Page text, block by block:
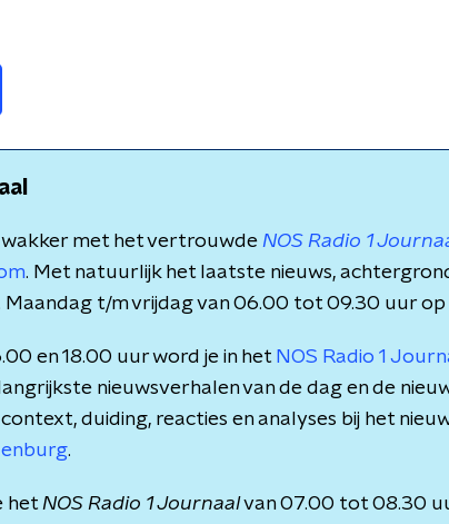
met het vertrouwde NOS Radio 1
. Met natuurlijk het laatste nieuws,
t/m vrijdag van 06.00 tot 09.30 uur op
en 18.00 uur word je in het NOS Radio 1
nieuwsverhalen van de dag en de
duiding, reacties en analyses bij het
.
het NOS Radio 1 Journaalvan 07.00 tot 08.30